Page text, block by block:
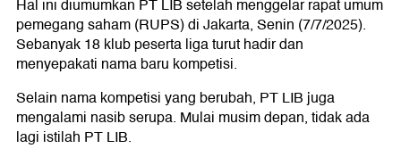
Hal ini diumumkan PT LIB setelah menggelar rapat umum
pemegang saham (RUPS) di Jakarta, Senin (7/7/2025).
Sebanyak 18 klub peserta liga turut hadir dan
menyepakati nama baru kompetisi.
Selain nama kompetisi yang berubah, PT LIB juga
mengalami nasib serupa. Mulai musim depan, tidak ada
lagi istilah PT LIB.